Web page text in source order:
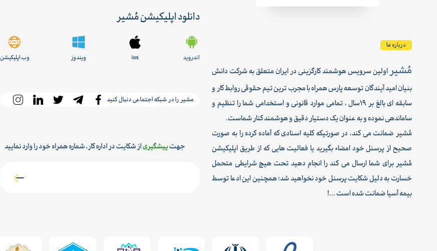
دانلود اپلیکیشن مُشیر
اندروید ios ویندوز وب اپلیکیشن
درباره ما
مُشیراولین سرویس هوشمند کارگزینی در ایران متعلق به شرکت دانش
بنیان امید آیندگان توسعه پارس همراه با مجرب ترین تیم حقوقی روابط کار و
سابقه ای بالغ بر 19سال ، تمامی موارد قانونی و استخدامی شما را تنظیم و
ساماندهی نموده و به عنوان یک دستیار دقیق و هوشمند کنار شماست.
مُشیر ضمانت می کند، در صورتیکه کلیه اسنادی که آماده کرده را به صورت
صحیح از پرسنل خود امضاء بگیرید یا فعالیت هایی که از طریق اپلیکیشن
مُشیر برای شما ارسال می کند را انجام دهید تحت هیچ شرایطی متحمل
خسارت به دلیل شکایت پرسنل خود نخواهید شد؛ همچنین این ادعا توسط
بیمه آسیا ضمانت شده است ...!
مشیر را در شبکه اجتماعی دنبال کنید
جهتپیشگیریاز شکایت در اداره کار، شماره همراه خود را وارد نمایید